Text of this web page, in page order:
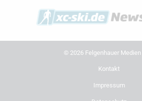
© 2026 Felgenhauer Medien
Kontakt
Impressum